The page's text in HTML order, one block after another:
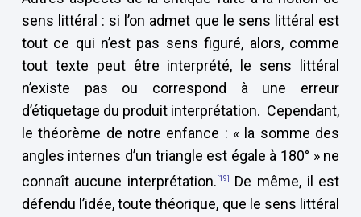
sens littéral : si l’on admet que le sens littéral est
tout ce qui n’est pas sens figuré, alors, comme
tout texte peut être interprété, le sens littéral
n’existe pas ou correspond à une erreur
d’étiquetage du produit interprétation. Cependant,
le théorème de notre enfance : « la somme des
angles internes d’un triangle est égale à 180° » ne
connaît aucune interprétation. [19]
De même, il est
défendu l’idée, toute théorique, que le sens littéral